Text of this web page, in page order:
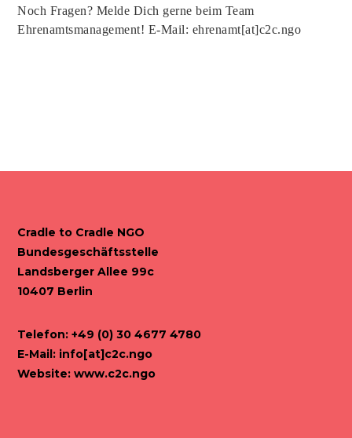
Noch Fragen? Melde Dich gerne beim Team
Ehrenamtsmanagement! E-Mail: ehrenamt[at]c2c.ngo
Cradle to Cradle NGO
Bundesgeschäftsstelle
Landsberger Allee 99c
10407 Berlin
Telefon: +49 (0) 30 4677 4780
E-Mail: info[at]c2c.ngo
Website:www.c2c.ngo